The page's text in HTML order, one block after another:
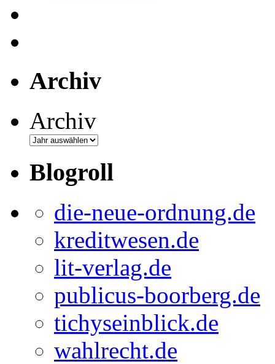
Archiv
Archiv
Blogroll
die-neue-ordnung.de
kreditwesen.de
lit-verlag.de
publicus-boorberg.de
tichyseinblick.de
wahlrecht.de